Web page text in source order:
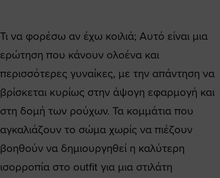
Τι να φορέσω αν έχω κοιλιά; Αυτό είναι μια
ερώτηση που κάνουν ολοένα και
περισσότερες γυναίκες, με την απάντηση να
βρίσκεται κυρίως στην άψογη εφαρμογή και
στη δομή των ρούχων. Τα κομμάτια που
αγκαλιάζουν το σώμα χωρίς να πιέζουν
βοηθούν να δημιουργηθεί η καλύτερη
ισορροπία στο outfit για μια στιλάτη